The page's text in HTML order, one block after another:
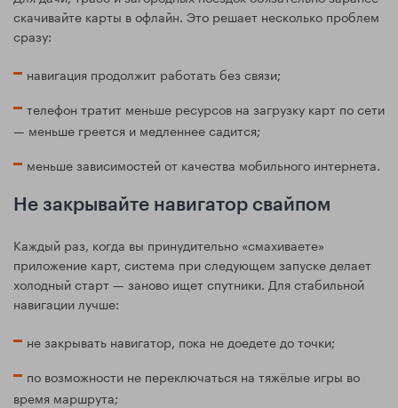
скачивайте карты в офлайн. Это решает несколько проблем
сразу:
навигация продолжит работать без связи;
телефон тратит меньше ресурсов на загрузку карт по сети
— меньше греется и медленнее садится;
меньше зависимостей от качества мобильного интернета.
Не закрывайте навигатор свайпом
Каждый раз, когда вы принудительно «смахиваете»
приложение карт, система при следующем запуске делает
холодный старт — заново ищет спутники. Для стабильной
навигации лучше:
не закрывать навигатор, пока не доедете до точки;
по возможности не переключаться на тяжёлые игры во
время маршрута;